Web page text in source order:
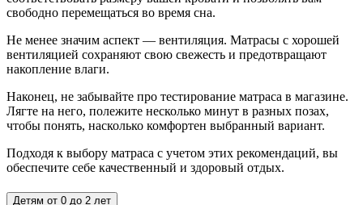
свободно перемещаться во время сна.
Не менее значим аспект — вентиляция. Матрасы с хорошей
вентиляцией сохраняют свою свежесть и предотвращают
накопление влаги.
Наконец, не забывайте про тестирование матраса в магазине.
Лягте на него, полежите несколько минут в разных позах,
чтобы понять, насколько комфортен выбранный вариант.
Подходя к выбору матраса с учетом этих рекомендаций, вы
обеспечите себе качественный и здоровый отдых.
Детям от 0 до 2 лет